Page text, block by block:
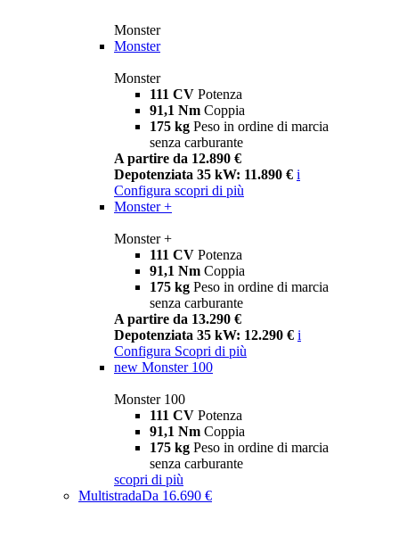
Monster
Monster
Monster
111 CV Potenza
91,1 Nm Coppia
175 kg Peso in ordine di marcia
senza carburante
A partire da 12.890 €
Depotenziata 35 kW: 11.890 € i
Configura scopri di più
Monster +
Monster +
111 CV Potenza
91,1 Nm Coppia
175 kg Peso in ordine di marcia
senza carburante
A partire da 13.290 €
Depotenziata 35 kW: 12.290 € i
Configura Scopri di più
new Monster 100
Monster 100
111 CV Potenza
91,1 Nm Coppia
175 kg Peso in ordine di marcia
senza carburante
scopri di più
MultistradaDa 16.690 €